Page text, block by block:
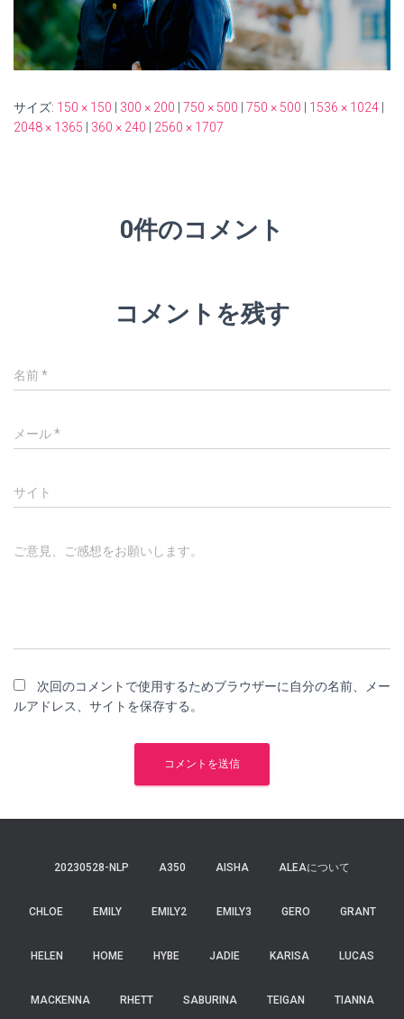
サイズ: 150 × 150 300 × 200 750 × 500 750 × 500 1536 × 1024
2048 × 1365
360 × 240 2560 × 1707
0件のコメント
コメントを残す
名前*
メール*
サイト
ご意見、ご感想をお願いします。
次回のコメントで使用するためブラウザーに自分の名前、メー
ルアドレス、サイトを保存する。
20230528-NLP A350 AISHA ALEAについて
CHLOE EMILY EMILY2 EMILY3 GERO GRANT
HELEN HOME HYBE JADIE KARISA LUCAS
MACKENNA RHETT SABURINA TEIGAN TIANNA